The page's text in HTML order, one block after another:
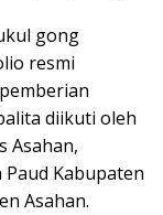
gong
resmi
diikuti oleh
Asahan,
Kabupaten
Asahan.